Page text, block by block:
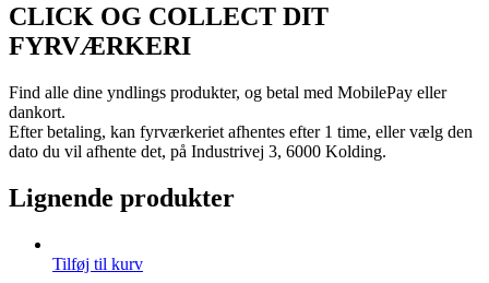
CLICK OG COLLECT DIT
FYRVÆRKERI
Find alle dine yndlings produkter, og betal med MobilePay eller
dankort.
Efter betaling, kan fyrværkeriet afhentes efter 1 time, eller vælg den
dato du vil afhente det, på Industrivej 3, 6000 Kolding.
Lignende produkter
Tilføj til kurv